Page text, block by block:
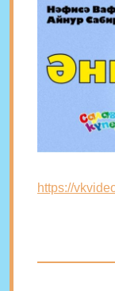
https://